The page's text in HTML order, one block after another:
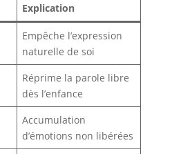
Explication
Empêche l’expression
naturelle de soi
Réprime la parole libre
dès l’enfance
Accumulation
d’émotions non libérées